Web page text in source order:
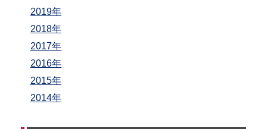
2019年
2018年
2017年
2016年
2015年
2014年